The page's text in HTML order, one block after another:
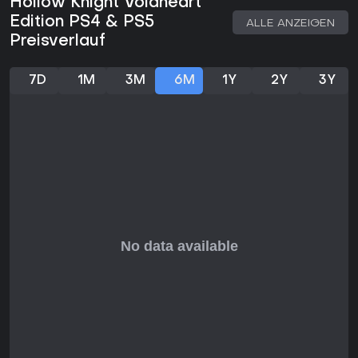
Die Voidheart Edition enthält alle vier Zusatzinhalte und
erweitert das Abenteuer um neue Quests, Bossgegner und
Areale. Dazu gehören etwa intensive Bosskampf-Sequenzen
sorgen.
zu Händlern oder Nebenhandlungen und geben der
Edition PS4 & PS5
Preisverlauf
ALLE ANZEIGEN
7D 1M 3M 6M 1Y 2Y 3Y